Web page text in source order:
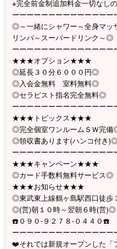
※完全前金制追加料金一切なし
ーーーーーーーーーーーーーー
◎～一緒にシャワー～全身マッ
リンパ～スーパードリンク～◎
ーーーーーーーーーーーーーー
★★★オプション★★★
◎延長３０分６０００円◎
◎入会金無料 室料無料◎
◎セラピスト指名完全無料◎
ーーーーーーーーーーーーーー
★★★トピックス★★★
◎完全個室ワンルームＳＷ完
◎領収書あります(ハンコ付き
ーーーーーーーーーーーーーー
★★★キャンペーン★★★
◎カード手数料無料サービス◎
★★★お知らせ★★★
◎東武東上線鶴ヶ島駅西口徒
◎(営)朝１０時～翌朝６時(営)◎
☎️０９０-９２７８-０４４０☎️
ーーーーーーーーーーーーーー
❤️それでは新規オープンした「